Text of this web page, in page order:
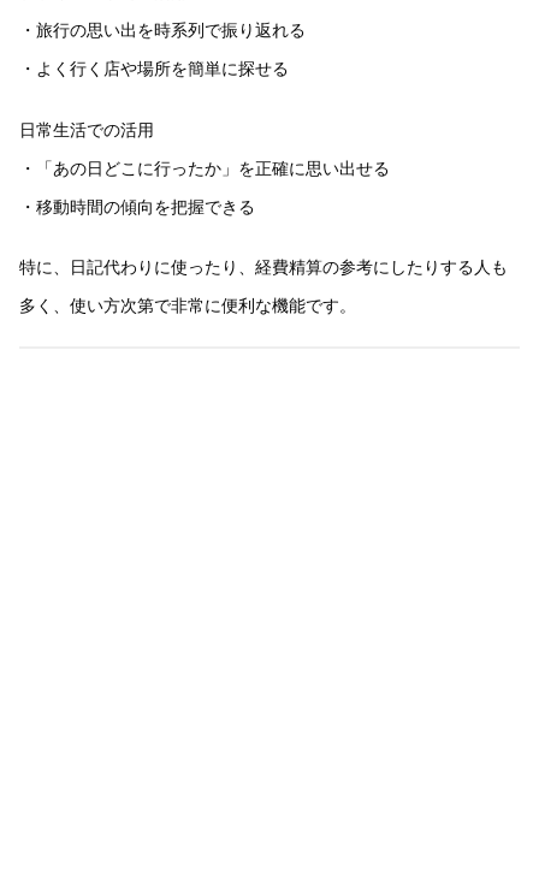
・旅行の思い出を時系列で振り返れる
・よく行く店や場所を簡単に探せる
日常生活での活用
・「あの日どこに行ったか」を正確に思い出せる
・移動時間の傾向を把握できる
特に、日記代わりに使ったり、経費精算の参考にしたりする人も
多く、使い方次第で非常に便利な機能です。